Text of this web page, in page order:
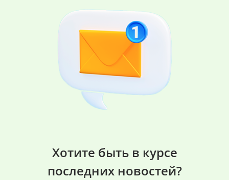
Хотите быть в курсе
последних новостей?